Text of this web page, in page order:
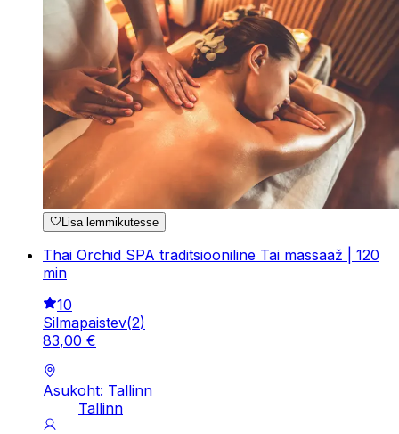
Lisa lemmikutesse
Thai Orchid SPA traditsiooniline Tai massaaž | 120
min
10
Silmapaistev(2)
83,00 €
Asukoht: Tallinn
Tallinn